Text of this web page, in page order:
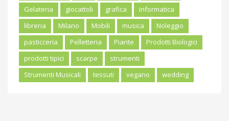
Gelateria
giocattoli grafica
informatica
libreria
Milano Mobili musica
Noleggio
pasticceria
Pelletteria Piante
Prodotti Biologici
prodotti tipici
scarpe
strumenti
Strumenti Musicali
tessuti vegano wedding